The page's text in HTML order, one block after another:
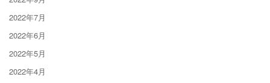
2022年7月
2022年6月
2022年5月
2022年4月